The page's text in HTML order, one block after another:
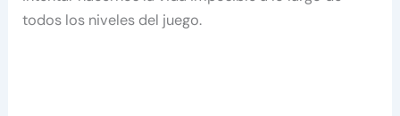
todos los niveles del juego.